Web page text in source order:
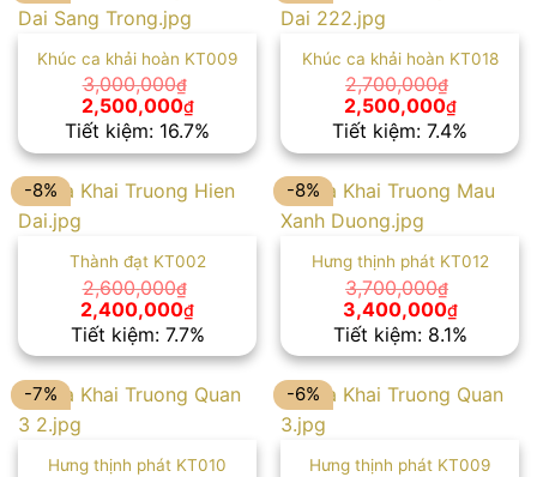
Khúc ca khải hoàn KT009
3,000,000₫
Giá
gốc
là:
3,000,000₫.
2,500,000₫Giá
hiện
tại
là:
2,500,000₫.
Tiết kiệm: 16.7%
Khúc ca khải hoàn KT018
2,700,000₫
Giá
gốc
là:
2,700,000₫.
2,500,000₫Giá
hiện
tại
là:
Tiết kiệm: 7.4%
-8%
Thành đạt KT002
2,600,000₫
Giá
gốc
là:
2,600,000₫.
2,400,000₫Giá
hiện
tại
là:
2,400,000₫.
Tiết kiệm: 7.7%
-8%
Hưng thịnh phát KT012
3,700,000₫
Giá
gốc
là:
3,700,000₫.
3,400,000₫Giá
hiện
tại
là:
Tiết kiệm: 8.1%
-7%
Hưng thịnh phát KT010
-6%
Hưng thịnh phát KT009